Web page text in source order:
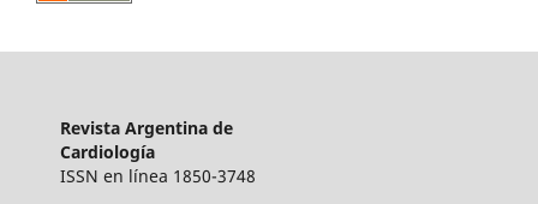
Revista Argentina de
Cardiología
ISSN en línea 1850-3748